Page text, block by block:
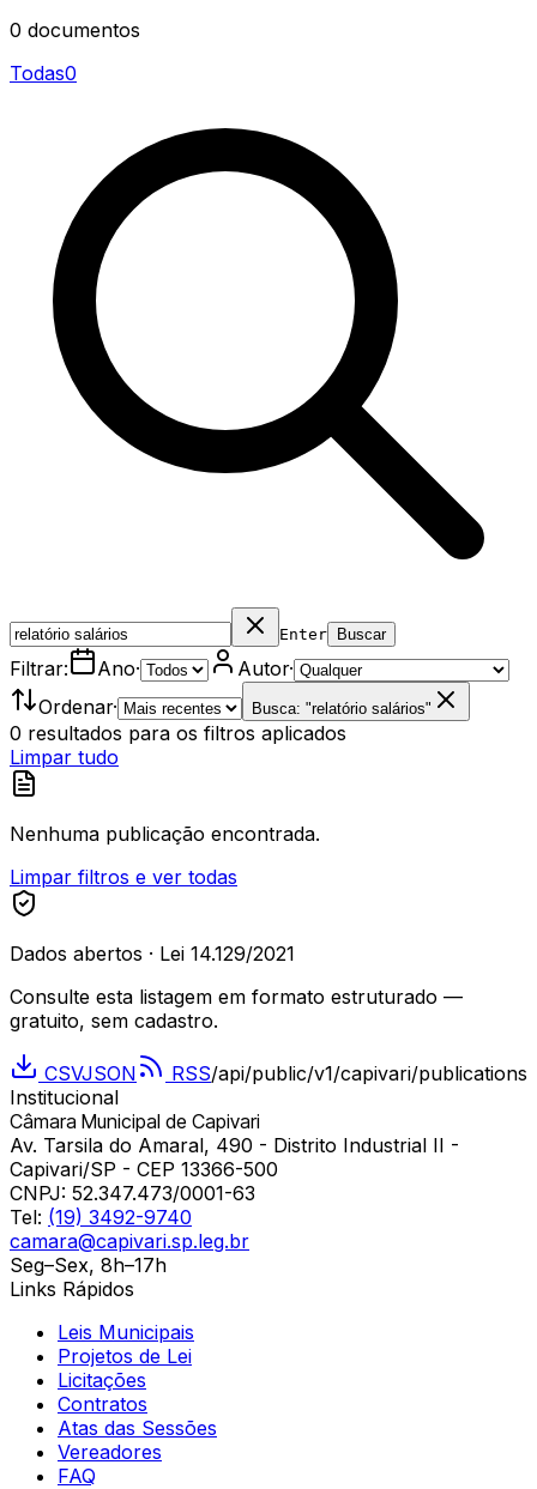
0 documentos
Todas0
Enter Buscar
Filtrar: Ano· Autor·
Ordenar· Busca: "relatório salários"
0 resultados para os filtros aplicados
Limpar tudo
Nenhuma publicação encontrada.
Limpar filtros e ver todas
Dados abertos · Lei 14.129/2021
Consulte esta listagem em formato estruturado —
gratuito, sem cadastro.
CSVJSON RSS/api/public/v1/capivari/publications
Institucional
Câmara Municipal de Capivari
Av. Tarsila do Amaral, 490 - Distrito Industrial II -
Capivari/SP - CEP 13366-500
CNPJ: 52.347.473/0001-63
Tel: (19) 3492-9740
camara@capivari.sp.leg.br
Seg–Sex, 8h–17h
Links Rápidos
Leis Municipais
Projetos de Lei
Licitações
Contratos
Atas das Sessões
Vereadores
FAQ